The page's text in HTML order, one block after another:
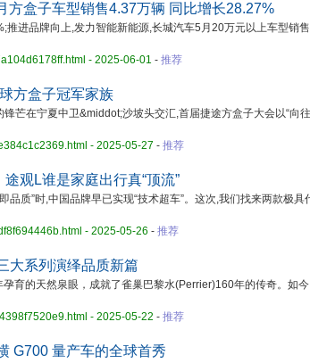
方盒子车型销售4.37万辆 同比增长28.27%
进品牌向上,发力智能新能源,长城汽车5月20万元以上车型销
- 2025-06-01 - 推荐
方盒子冠军家族
在宁夏中卫&middot;沙坡头交汇,首届捷途方盒子大会以“向
- 2025-05-27 - 推荐
观L谁是家庭出行真“顶流”
质”时,中国品牌早已实现“技术超车”。这次,我们找来两款极具
- 2025-05-26 - 推荐
大系列演绎品质新篇
的天然泉眼，成就了雀巢巴黎水(Perrier)160年的传奇。如
- 2025-05-22 - 推荐
G700 量产车的全球首秀